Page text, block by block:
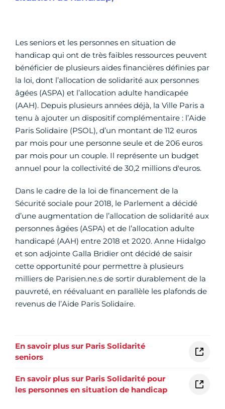
Les seniors et les personnes en situation de
handicap qui ont de très faibles ressources peuvent
bénéficier de plusieurs aides financières définies par
la loi, dont l’allocation de solidarité aux personnes
âgées (ASPA) et l’allocation adulte handicapée
(AAH). Depuis plusieurs années déjà, la Ville Paris a
tenu à ajouter un dispositif complémentaire : l’Aide
Paris Solidaire (PSOL), d’un montant de 112 euros
par mois pour une personne seule et de 206 euros
par mois pour un couple. Il représente un budget
annuel pour la collectivité de 30,2 millions d'euros.
Dans le cadre de la loi de financement de la
Sécurité sociale pour 2018, le Parlement a décidé
d’une augmentation de l’allocation de solidarité aux
personnes âgées (ASPA) et de l’allocation adulte
handicapé (AAH) entre 2018 et 2020. Anne Hidalgo
et son adjointe Galla Bridier ont décidé de saisir
cette opportunité pour permettre à plusieurs
milliers de Parisien.ne.s de sortir durablement de la
pauvreté, en réévaluant en parallèle les plafonds de
revenus de l’Aide Paris Solidaire.
En savoir plus sur Paris Solidarité
seniors
En savoir plus sur Paris Solidarité pour
les personnes en situation de handicap